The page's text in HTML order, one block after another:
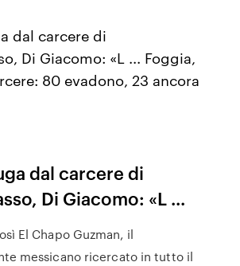
dal carcere di
Di Giacomo: «L ... Foggia,
80 evadono, 23 ancora
dal carcere di
Di Giacomo: «L ...
El Chapo Guzman, il
messicano ricercato in tutto il